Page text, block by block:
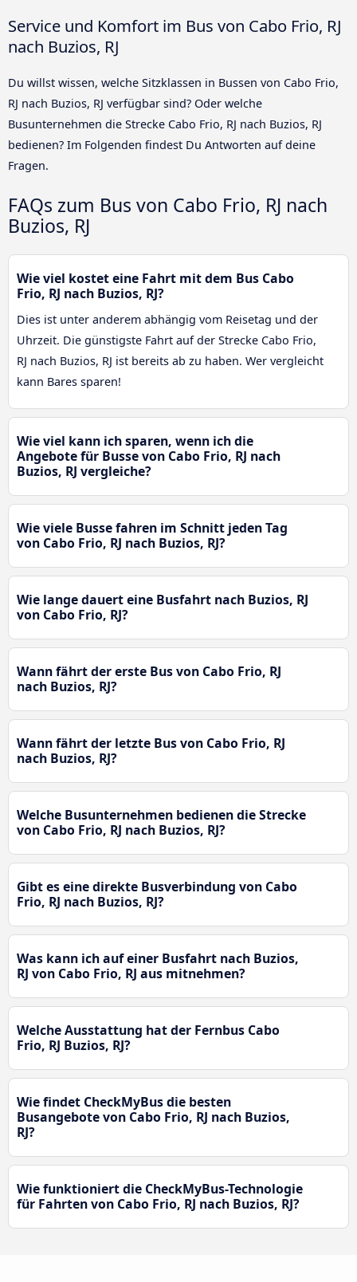
Service und Komfort im Bus von Cabo Frio, RJ
nach Buzios, RJ
Du willst wissen, welche Sitzklassen in Bussen von Cabo Frio,
RJ nach Buzios, RJ verfügbar sind? Oder welche
Busunternehmen die Strecke Cabo Frio, RJ nach Buzios, RJ
bedienen? Im Folgenden findest Du Antworten auf deine
Fragen.
FAQs zum Bus von Cabo Frio, RJ nach
Buzios, RJ
Wie viel kostet eine Fahrt mit dem Bus Cabo
Frio, RJ nach Buzios, RJ?
Dies ist unter anderem abhängig vom Reisetag und der
Uhrzeit. Die günstigste Fahrt auf der Strecke Cabo Frio,
RJ nach Buzios, RJ ist bereits ab zu haben. Wer vergleicht
kann Bares sparen!
Wie viel kann ich sparen, wenn ich die
Angebote für Busse von Cabo Frio, RJ nach
Buzios, RJ vergleiche?
Wie viele Busse fahren im Schnitt jeden Tag
von Cabo Frio, RJ nach Buzios, RJ?
Wie lange dauert eine Busfahrt nach Buzios, RJ
von Cabo Frio, RJ?
Wann fährt der erste Bus von Cabo Frio, RJ
nach Buzios, RJ?
Wann fährt der letzte Bus von Cabo Frio, RJ
nach Buzios, RJ?
Welche Busunternehmen bedienen die Strecke
von Cabo Frio, RJ nach Buzios, RJ?
Gibt es eine direkte Busverbindung von Cabo
Frio, RJ nach Buzios, RJ?
Was kann ich auf einer Busfahrt nach Buzios,
RJ von Cabo Frio, RJ aus mitnehmen?
Welche Ausstattung hat der Fernbus Cabo
Frio, RJ Buzios, RJ?
Wie findet CheckMyBus die besten
Busangebote von Cabo Frio, RJ nach Buzios,
RJ?
Wie funktioniert die CheckMyBus-Technologie
für Fahrten von Cabo Frio, RJ nach Buzios, RJ?